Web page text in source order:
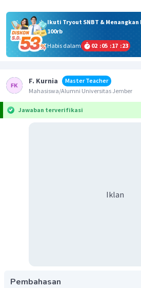
Ikuti Tryout SNBT & Menangkan
100rb
Habis dalam
02 :05 :17 :23
F. Kurnia
Master Teacher
Mahasiswa/Alumni Universitas Jember
Jawaban terverifikasi
Iklan
Pembahasan